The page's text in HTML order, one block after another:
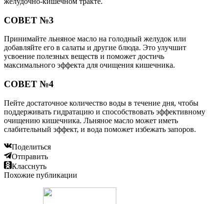
СОВЕТ №3
Принимайте льняное масло на голодный желудок или
добавляйте его в салаты и другие блюда. Это улучшит
усвоение полезных веществ и поможет достичь
максимального эффекта для очищения кишечника.
СОВЕТ №4
Пейте достаточное количество воды в течение дня, чтобы
поддерживать гидратацию и способствовать эффективному
очищению кишечника. Льняное масло может иметь
слабительный эффект, и вода поможет избежать запоров.
Поделиться
Отправить
Класснуть
Похожие публикации